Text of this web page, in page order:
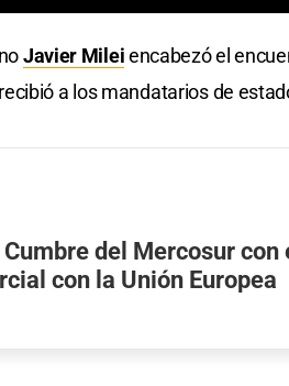
Javier Mileiencabezó el
a los mandatarios de
del Mercosur con
con la Unión Europea